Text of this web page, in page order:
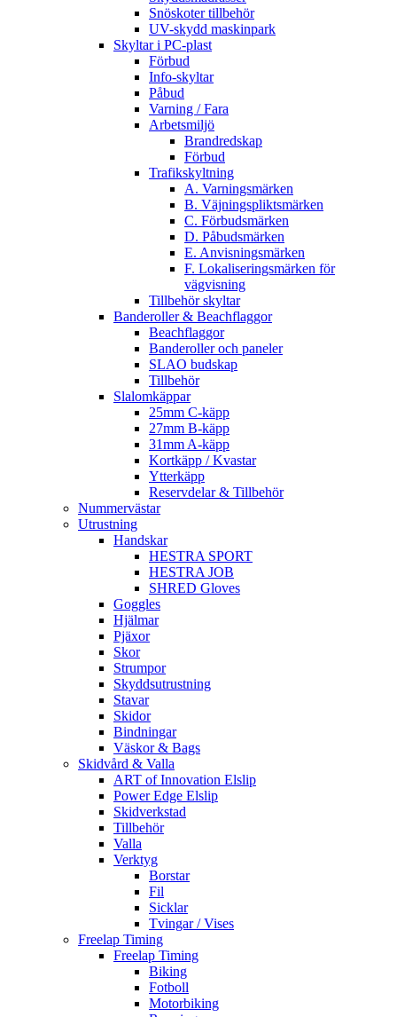
Snöskoter tillbehör
UV-skydd maskinpark
Skyltar i PC-plast
Förbud
Info-skyltar
Påbud
Varning / Fara
Arbetsmiljö
Brandredskap
Förbud
Trafikskyltning
A. Varningsmärken
B. Väjningspliktsmärken
C. Förbudsmärken
D. Påbudsmärken
E. Anvisningsmärken
F. Lokaliseringsmärken för
vägvisning
Tillbehör skyltar
Banderoller & Beachflaggor
Beachflaggor
Banderoller och paneler
SLAO budskap
Tillbehör
Slalomkäppar
25mm C-käpp
27mm B-käpp
31mm A-käpp
Kortkäpp / Kvastar
Ytterkäpp
Reservdelar & Tillbehör
Nummervästar
Utrustning
Handskar
HESTRA SPORT
HESTRA JOB
SHRED Gloves
Goggles
Hjälmar
Pjäxor
Skor
Strumpor
Skyddsutrustning
Stavar
Skidor
Bindningar
Väskor & Bags
Skidvård & Valla
ART of Innovation Elslip
Power Edge Elslip
Skidverkstad
Tillbehör
Valla
Verktyg
Borstar
Fil
Sicklar
Tvingar / Vises
Freelap Timing
Freelap Timing
Biking
Fotboll
Motorbiking